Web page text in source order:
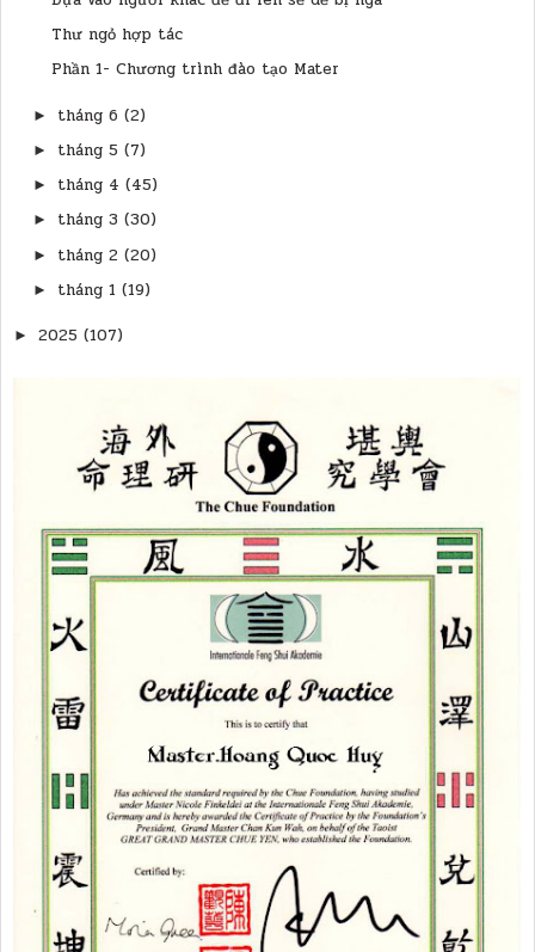
Thư ngỏ hợp tác
Phần 1- Chương trình đào tạo Mater
► tháng 6 (2)
► tháng 5 (7)
► tháng 4 (45)
► tháng 3 (30)
► tháng 2 (20)
► tháng 1 (19)
► 2025 (107)